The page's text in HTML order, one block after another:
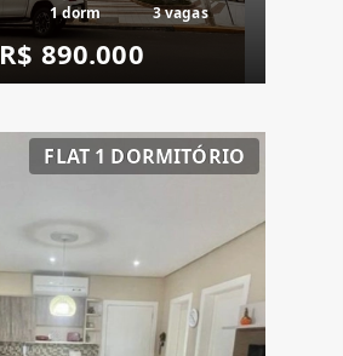
1 dorm 3 vagas
R$ 890.000
FLAT 1 DORMITÓRIO